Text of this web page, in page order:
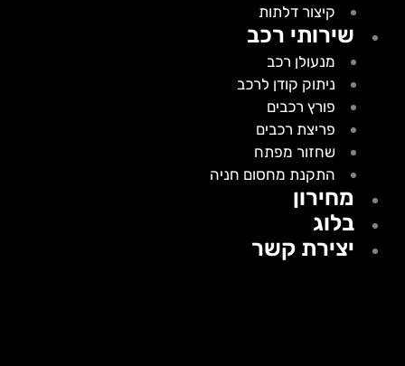
קיצור דלתות
שירותי רכב
מנעולן רכב
ניתוק קודן לרכב
פורץ רכבים
פריצת רכבים
שחזור מפתח
התקנת מחסום חניה
מחירון
בלוג
יצירת קשר